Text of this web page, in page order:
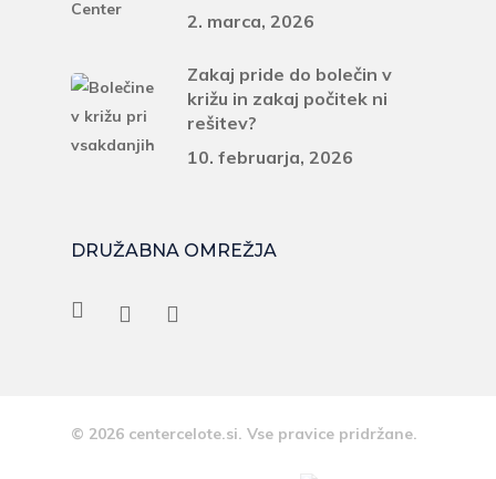
2. marca, 2026
Zakaj pride do bolečin v
križu in zakaj počitek ni
rešitev?
10. februarja, 2026
DRUŽABNA OMREŽJA
© 2026 centercelote.si. Vse pravice pridržane.